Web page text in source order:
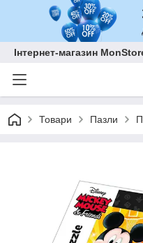
Інтернет-магазин
Товари Пазли